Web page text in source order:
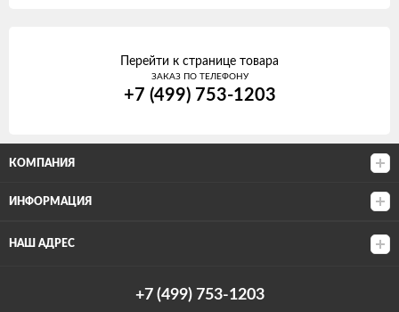
Перейти к странице товара
ЗАКАЗ ПО ТЕЛЕФОНУ
+7 (499) 753-1203
КОМПАНИЯ
ИНФОРМАЦИЯ
НАШ АДРЕС
+7 (499) 753-1203